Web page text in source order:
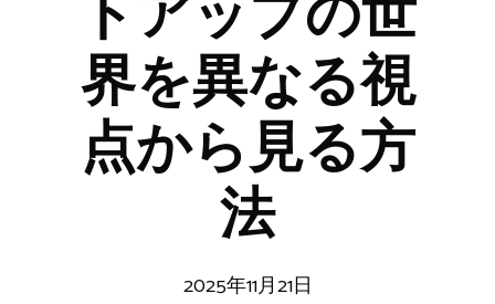
界を異なる視
点から見る方
法
2025年11月21日